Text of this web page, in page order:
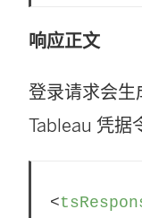
响应正文
登录请求会生
Tableau 凭据
<